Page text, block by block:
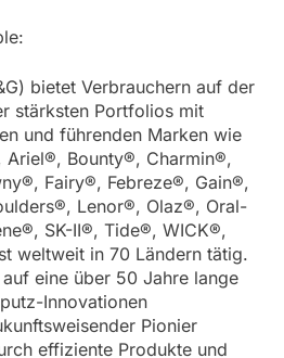
bietet Verbrauchern auf der
stärksten Portfolios mit
und führenden Marken wie
Bounty®, Charmin®,
Fairy®, Febreze®, Gain®,
Lenor®, Olaz®, Oral-
SK-II®, Tide®, WICK®,
weltweit in 70 Ländern tätig.
eine über 50 Jahre lange
Innovationen
Pionier
effiziente Produkte und